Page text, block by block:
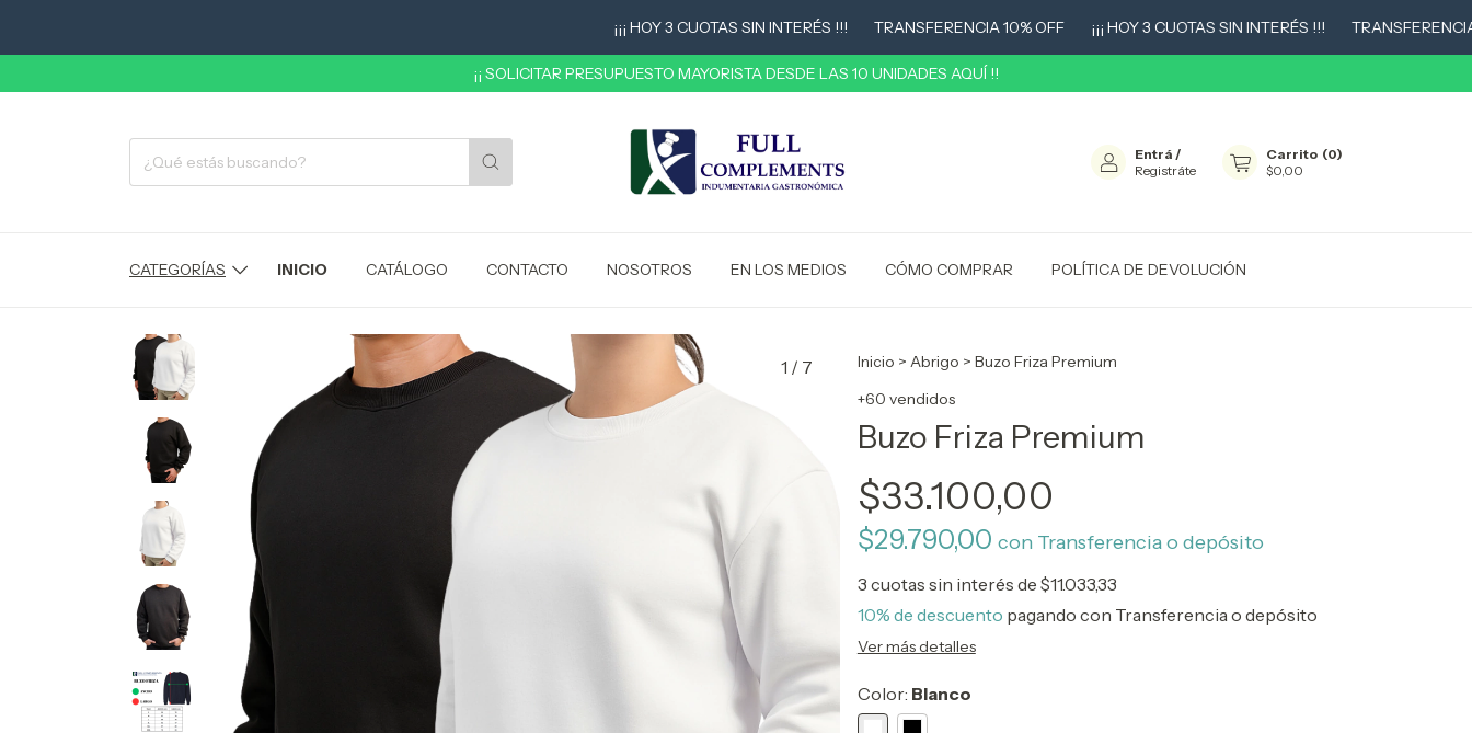
¡¡¡ HOY 3 CUOTAS SIN INTERÉS !!! TRANSFERENCIA 10% OFF ¡¡¡ HOY 3 CUOTAS SIN INTERÉS !!! TRANSFERENCIA 10%
¡¡ SOLICITAR PRESUPUESTO MAYORISTA DESDE LAS 10 UNIDADES AQUÍ !!
Entrá /
Registráte
Carrito (0)
$0,00
CATEGORÍAS INICIO CATÁLOGO CONTACTO NOSOTROS EN LOS MEDIOS CÓMO COMPRAR POLÍTICA DE DEVOLUCIÓN
1 / 7 Inicio > Abrigo > Buzo Friza Premium
+60 vendidos
Buzo Friza Premium
$33.100,00
$29.790,00 con Transferencia o depósito
3 cuotas sin interés de $11.033,33
10% de descuento pagando con Transferencia o depósito
Ver más detalles
Color: Blanco